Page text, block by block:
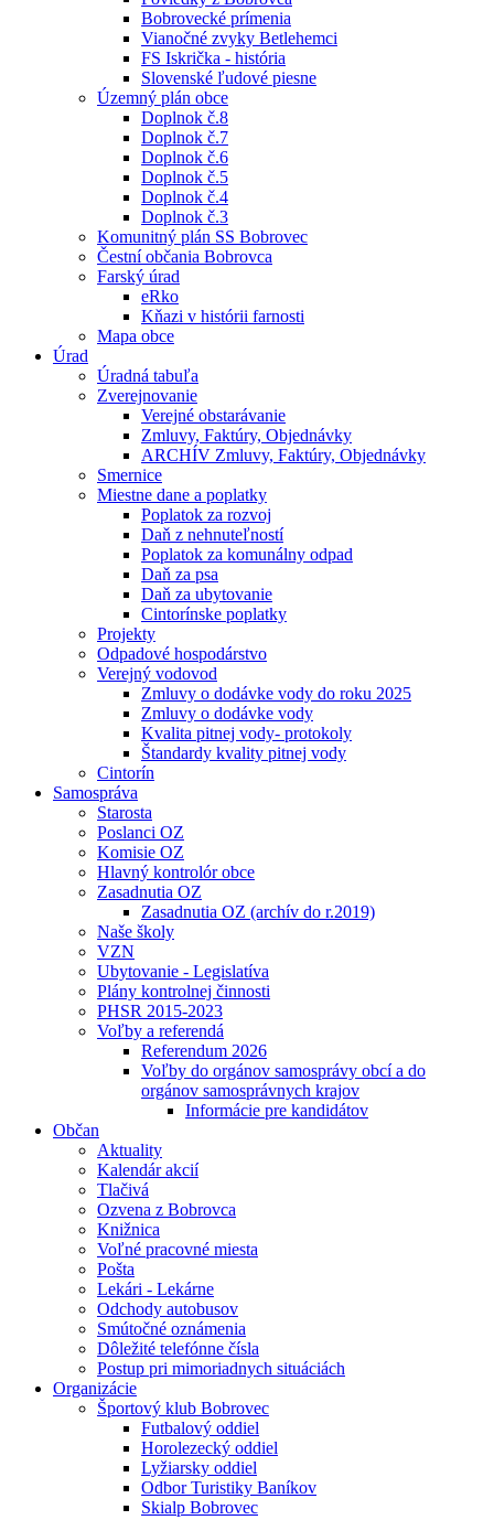
Bobrovecké prímenia
Vianočné zvyky Betlehemci
FS Iskrička - história
Slovenské ľudové piesne
Územný plán obce
Doplnok č.8
Doplnok č.7
Doplnok č.6
Doplnok č.5
Doplnok č.4
Doplnok č.3
Komunitný plán SS Bobrovec
Čestní občania Bobrovca
Farský úrad
eRko
Kňazi v histórii farnosti
Mapa obce
Úrad
Úradná tabuľa
Zverejnovanie
Verejné obstarávanie
Zmluvy, Faktúry, Objednávky
ARCHÍV Zmluvy, Faktúry, Objednávky
Smernice
Miestne dane a poplatky
Poplatok za rozvoj
Daň z nehnuteľností
Poplatok za komunálny odpad
Daň za psa
Daň za ubytovanie
Cintorínske poplatky
Projekty
Odpadové hospodárstvo
Verejný vodovod
Zmluvy o dodávke vody do roku 2025
Zmluvy o dodávke vody
Kvalita pitnej vody- protokoly
Štandardy kvality pitnej vody
Cintorín
Samospráva
Starosta
Poslanci OZ
Komisie OZ
Hlavný kontrolór obce
Zasadnutia OZ
Zasadnutia OZ (archív do r.2019)
Naše školy
VZN
Ubytovanie - Legislatíva
Plány kontrolnej činnosti
PHSR 2015-2023
Voľby a referendá
Referendum 2026
Voľby do orgánov samosprávy obcí a do
orgánov samosprávnych krajov
Informácie pre kandidátov
Občan
Aktuality
Kalendár akcií
Tlačivá
Ozvena z Bobrovca
Knižnica
Voľné pracovné miesta
Pošta
Lekári - Lekárne
Odchody autobusov
Smútočné oznámenia
Dôležité telefónne čísla
Postup pri mimoriadnych situáciách
Organizácie
Športový klub Bobrovec
Futbalový oddiel
Horolezecký oddiel
Lyžiarsky oddiel
Odbor Turistiky Baníkov
Skialp Bobrovec